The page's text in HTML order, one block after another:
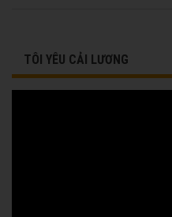
TÔI YÊU CẢI LƯƠNG